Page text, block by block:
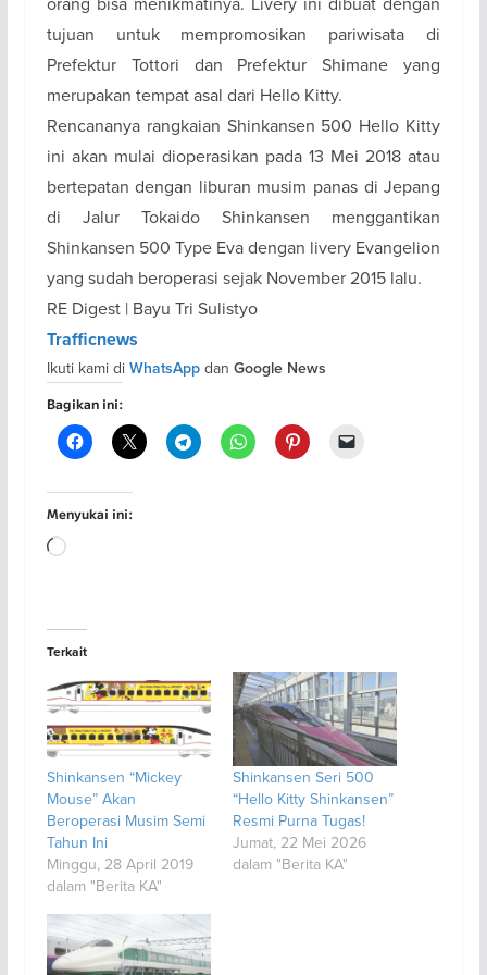
tujuan untuk mempromosikan pariwisata di
Prefektur Tottori dan Prefektur Shimane yang
merupakan tempat asal dari Hello Kitty.
Rencananya rangkaian Shinkansen 500 Hello Kitty
ini akan mulai dioperasikan pada 13 Mei 2018 atau
bertepatan dengan liburan musim panas di Jepang
di Jalur Tokaido Shinkansen menggantikan
Shinkansen 500 Type Eva dengan livery Evangelion
yang sudah beroperasi sejak November 2015 lalu.
RE Digest | Bayu Tri Sulistyo
Trafficnews
Ikuti kami di WhatsAppdan Google News
Bagikan ini:
Menyukai ini:
Memuat...
Terkait
Shinkansen “Mickey
Mouse” Akan
Beroperasi Musim Semi
Tahun Ini
Minggu, 28 April 2019
dalam "Berita KA"
Shinkansen Seri 500
“Hello Kitty Shinkansen”
Resmi Purna Tugas!
Jumat, 22 Mei 2026
dalam "Berita KA"